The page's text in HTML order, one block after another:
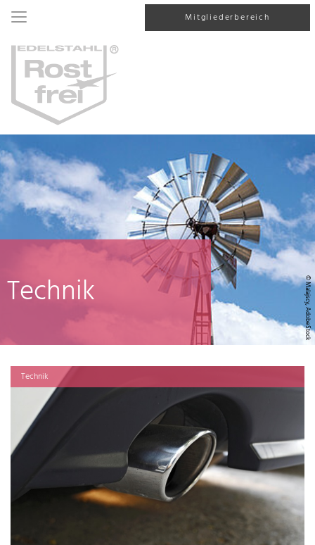
Mitgliederbereich
© Malajscy, AdobeStock
Technik
Technik